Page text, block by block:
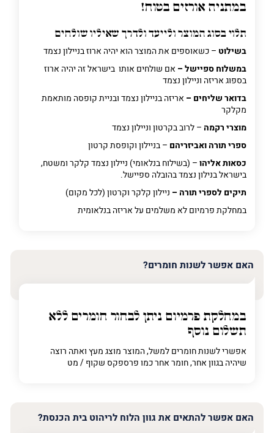
במתניה אורזים בטוח!
תלוי בסוג המוצר ולייעד ולדרך שאיליו שולחים
בשילוט – כשאוספים את המוצר הוא יהיה ארוז בניילון נצמד
במשלוח ספיישל – אם שולחים אותו בישראל זה יהיה ארוז
בספוג אריזה וניילון נצמד
בדואר שליחים – אריזה בניילון נצמד ובניית קופסה מותאמת
מקלקר
מוצרי רקמה – לרוב בקרטון וניילון נצמד
ספרי תורה ואביזריהם – בניילון וקופסת קרטון
כסאות אליהו– (בשילוח בנלאומי) ניילון נצמד קלקר ומשטח,
בישראל בנילון נצמד בהובלה ספיישל.
תיקים לספרי תורה – ניילון קלקר וקרטון (לכל מקום)
במחלקת פרמיוםלא משלמים על אריזה בנלאומית
האם אפשר לשנות חומרים?
במחלקת פרמיום ניתן לבחור חומרים ללא
תשלום נוסף
אפשרי לשנות חומרים למשל, המוצר מוצג מעץ ואתה רוצה
שיהיה בגוון אחר, חומר אחר כמו פרספקס שקוף / מט
האם אפשר להתאים את גוון הלוח לריהוט בית הכנסת?